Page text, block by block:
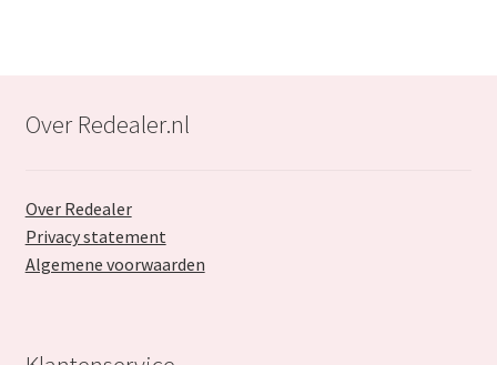
Over Redealer.nl
Over Redealer
Privacy statement
Algemene voorwaarden